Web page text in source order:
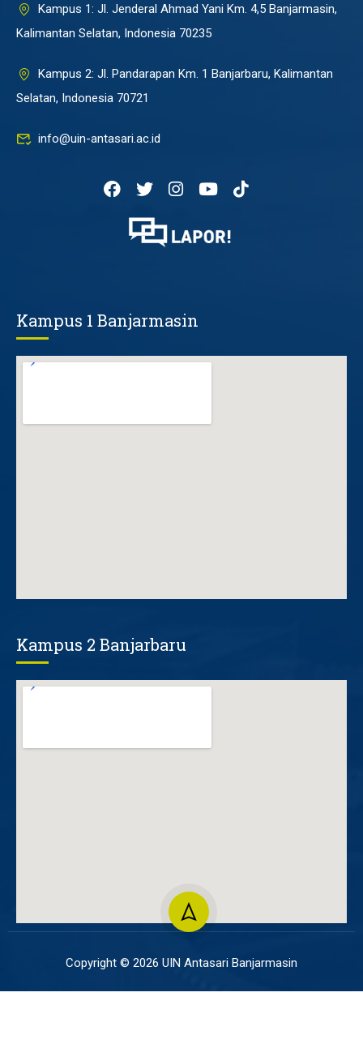
Kampus 1: Jl. Jenderal Ahmad Yani Km. 4,5 Banjarmasin,
Kalimantan Selatan, Indonesia 70235
Kampus 2: Jl. Pandarapan Km. 1 Banjarbaru, Kalimantan
Selatan, Indonesia 70721
info@uin-antasari.ac.id
Kampus 1 Banjarmasin
Kampus 2 Banjarbaru
Copyright © 2026 UIN Antasari Banjarmasin